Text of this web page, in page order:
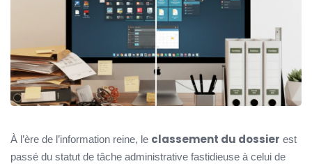
À l’ère de l’information reine, le classement du dossier est
passé du statut de tâche administrative fastidieuse à celui de